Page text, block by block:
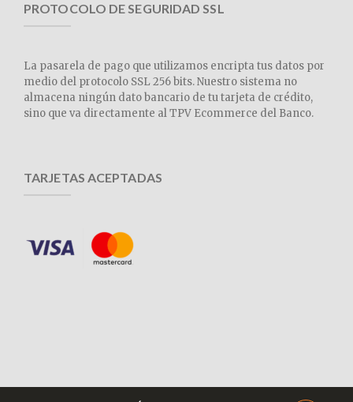
PROTOCOLO DE SEGURIDAD SSL
La pasarela de pago que utilizamos encripta tus datos por
medio del protocolo SSL 256 bits. Nuestro sistema no
almacena ningún dato bancario de tu tarjeta de crédito,
sino que va directamente al TPV Ecommerce del Banco.
TARJETAS ACEPTADAS